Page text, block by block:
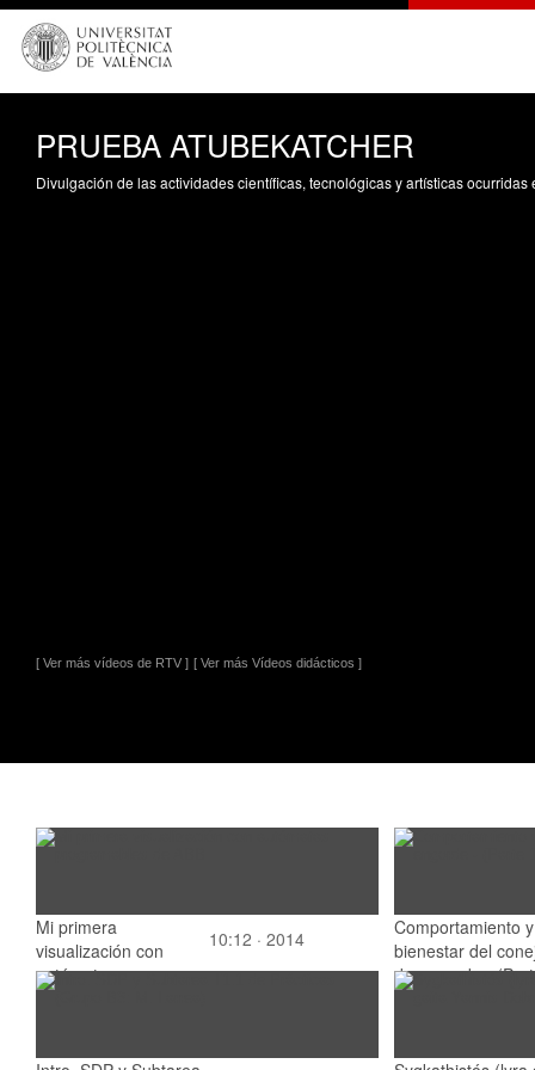
PRUEBA ATUBEKATCHER
Divulgación de las actividades científicas, tecnológicas y artísticas ocurridas
[ Ver más vídeos de RTV ] [ Ver más Vídeos didácticos ]
Mi primera
visualización con
autómatas
programables de ABB
10:12 · 2014
Comportamiento y
bienestar del
de engorde -